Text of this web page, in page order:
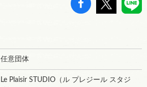
任意団体
Le Plaisir STUDIO（ル プレジール スタジ